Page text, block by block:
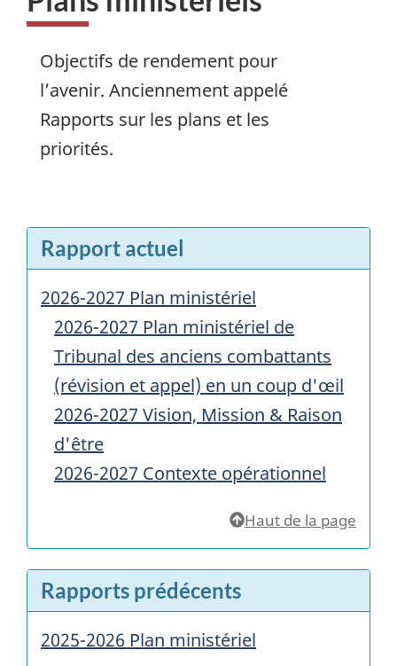
Objectifs de rendement pour
l’avenir. Anciennement appelé
Rapports sur les plans et les
priorités.
Rapport actuel
2026-2027 Plan ministériel
2026-2027 Plan ministériel de
Tribunal des anciens combattants
(révision et appel) en un coup d'œil
2026-2027 Vision, Mission & Raison
d'être
2026-2027 Contexte opérationnel
Haut de la page
Rapports prédécents
2025-2026 Plan ministériel